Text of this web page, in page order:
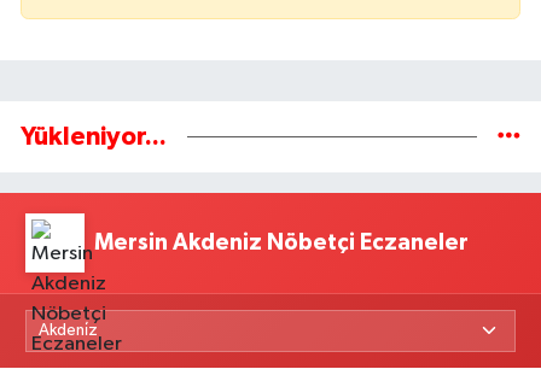
Yükleniyor...
Mersin Akdeniz Nöbetçi Eczaneler